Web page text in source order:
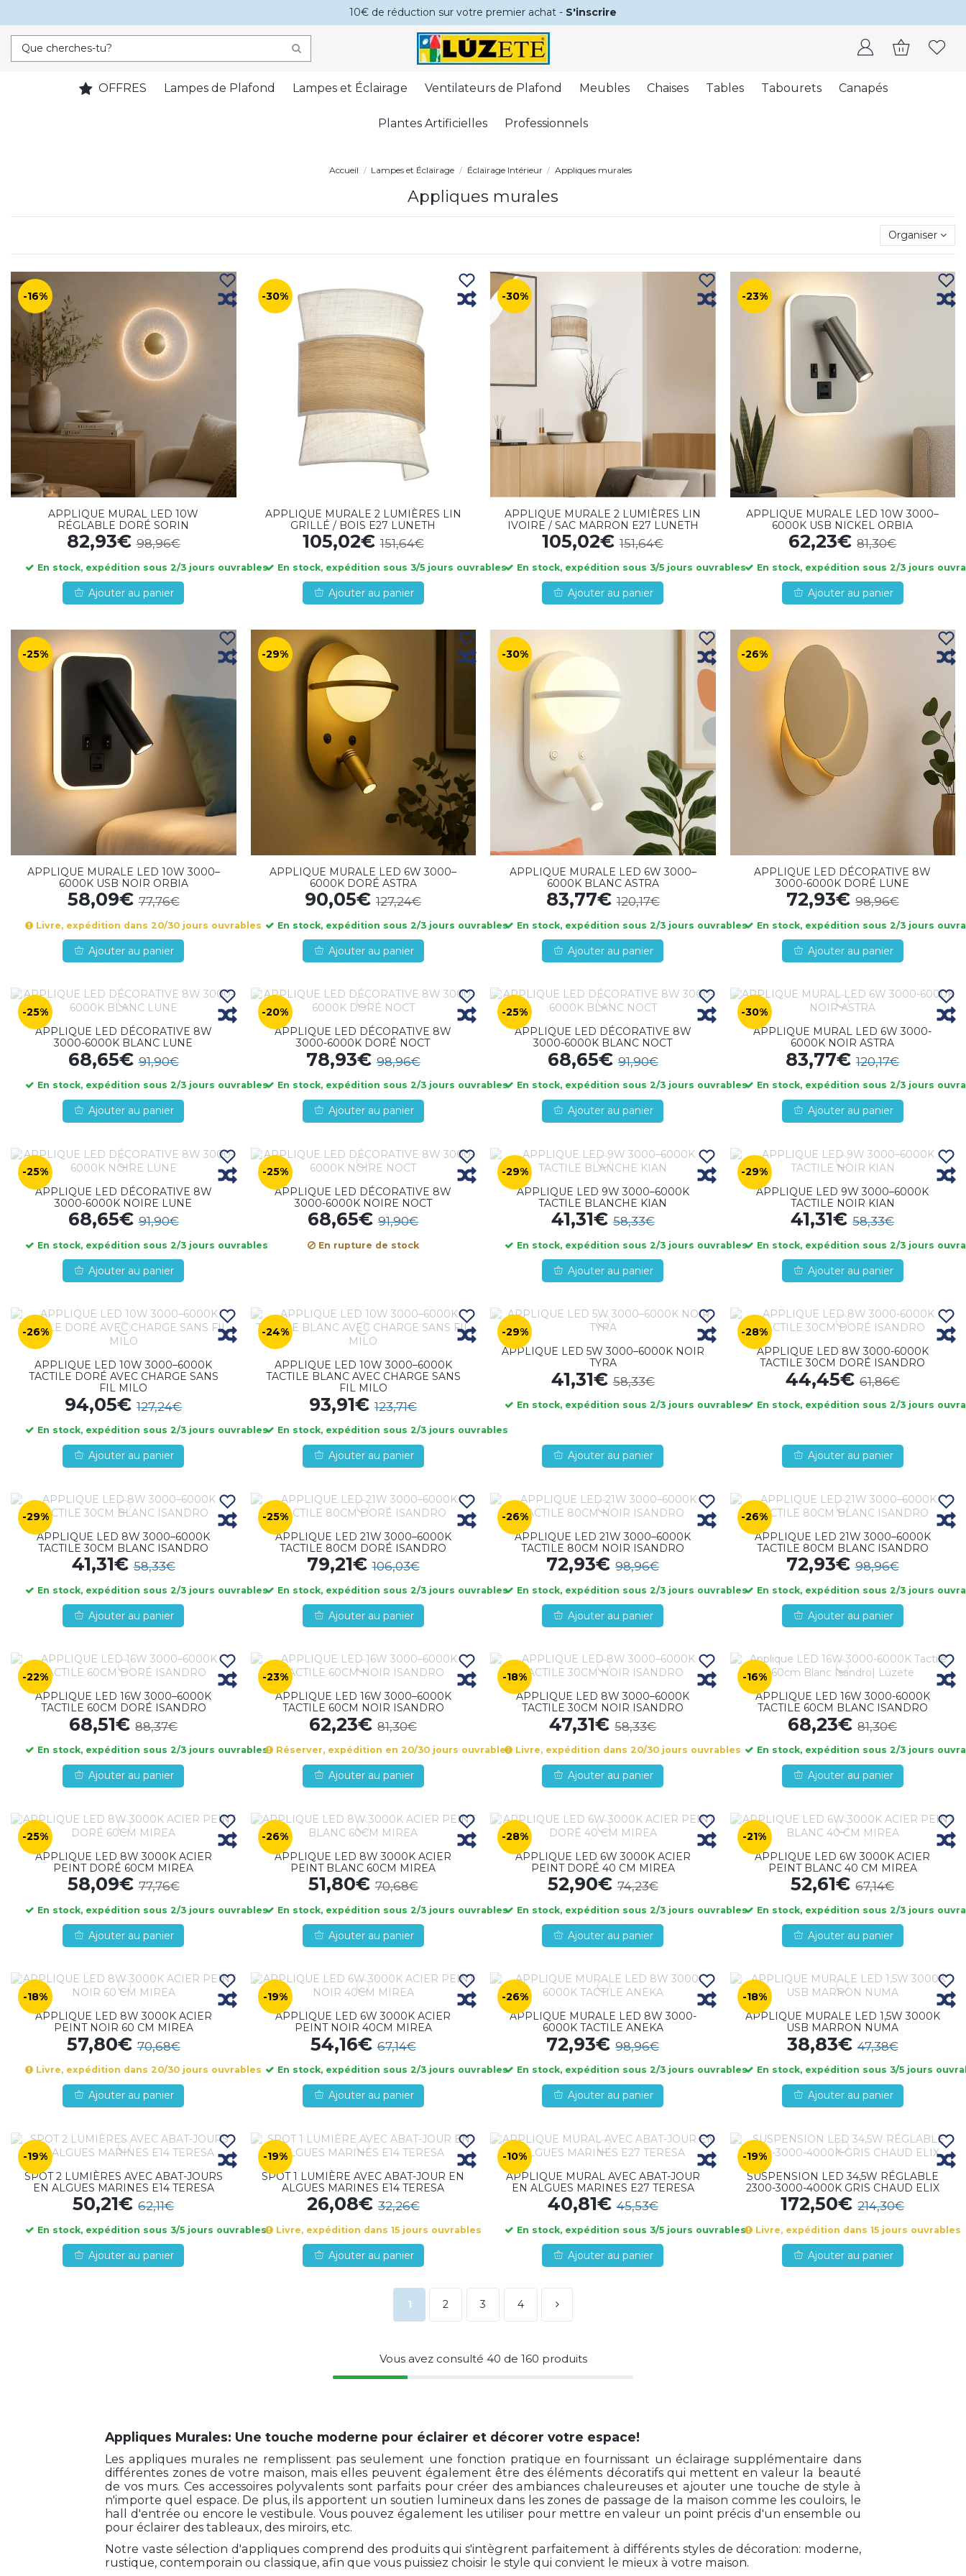
10€ de réduction sur votre premier achat - S'inscrire
OFFRES Lampes de Plafond Lampes et Éclairage Ventilateurs de Plafond Meubles Chaises Tables Tabourets Canapés
Plantes Artificielles Professionnels
Accueil Lampes et Éclairage Éclairage Intérieur Appliques murales
Appliques murales
Organiser
-16%
APPLIQUE MURAL LED 10W
RÉGLABLE DORÉ SORIN
82,93€98,96€
En stock, expédition sous 2/3 jours ouvrables
Ajouter au panier
-30%
APPLIQUE MURALE 2 LUMIÈRES LIN
GRILLÉ / BOIS E27 LUNETH
105,02€151,64€
En stock, expédition sous 3/5 jours ouvrables
Ajouter au panier
-30%
APPLIQUE MURALE 2 LUMIÈRES LIN
IVOIRE / SAC MARRON E27 LUNETH
105,02€151,64€
En stock, expédition sous 3/5 jours ouvrables
Ajouter au panier
-23%
APPLIQUE MURALE LED 10W 3000–
6000K USB NICKEL ORBIA
62,23€81,30€
En stock, expédition sous 2/3 jours
Ajouter au panier
-25%
APPLIQUE MURALE LED 10W 3000–
6000K USB NOIR ORBIA
58,09€77,76€
Livre, expédition dans 20/30 jours ouvrables
Ajouter au panier
-29%
APPLIQUE MURALE LED 6W 3000–
6000K DORÉ ASTRA
90,05€127,24€
En stock, expédition sous 2/3 jours ouvrables
Ajouter au panier
-30%
APPLIQUE MURALE LED 6W 3000–
6000K BLANC ASTRA
83,77€120,17€
En stock, expédition sous 2/3 jours ouvrables
Ajouter au panier
-26%
APPLIQUE LED DÉCORATIVE 8W
3000-6000K DORÉ LUNE
72,93€98,96€
En stock, expédition sous 2/3 jours
Ajouter au panier
-25%
APPLIQUE LED DÉCORATIVE 8W
3000-6000K BLANC LUNE
68,65€91,90€
En stock, expédition sous 2/3 jours ouvrables
Ajouter au panier
-20%
APPLIQUE LED DÉCORATIVE 8W
3000-6000K DORÉ NOCT
78,93€98,96€
En stock, expédition sous 2/3 jours ouvrables
Ajouter au panier
-25%
APPLIQUE LED DÉCORATIVE 8W
3000-6000K BLANC NOCT
68,65€91,90€
En stock, expédition sous 2/3 jours ouvrables
Ajouter au panier
-30%
APPLIQUE MURAL LED 6W 3000-
6000K NOIR ASTRA
83,77€120,17€
En stock, expédition sous 2/3 jours
Ajouter au panier
-25%
APPLIQUE LED DÉCORATIVE 8W
3000-6000K NOIRE LUNE
68,65€91,90€
En stock, expédition sous 2/3 jours ouvrables
Ajouter au panier
-25%
APPLIQUE LED DÉCORATIVE 8W
3000-6000K NOIRE NOCT
68,65€91,90€
En rupture de stock
-29%
APPLIQUE LED 9W 3000–6000K
TACTILE BLANCHE KIAN
41,31€58,33€
En stock, expédition sous 2/3 jours ouvrables
Ajouter au panier
-29%
APPLIQUE LED 9W 3000–6000K
TACTILE NOIR KIAN
41,31€58,33€
En stock, expédition sous 2/3 jours
Ajouter au panier
-26%
APPLIQUE LED 10W 3000–6000K
TACTILE DORÉ AVEC CHARGE SANS
FIL MILO
94,05€127,24€
En stock, expédition sous 2/3 jours ouvrables
Ajouter au panier
-24%
APPLIQUE LED 10W 3000–6000K
TACTILE BLANC AVEC CHARGE SANS
FIL MILO
93,91€123,71€
En stock, expédition sous 2/3 jours ouvrables
Ajouter au panier
-29%
APPLIQUE LED 5W 3000–6000K NOIR
TYRA
41,31€58,33€
En stock, expédition sous 2/3 jours ouvrables
Ajouter au panier
-28%
APPLIQUE LED 8W 3000-6000K
TACTILE 30CM DORÉ ISANDRO
44,45€61,86€
En stock, expédition sous 2/3 jours
Ajouter au panier
-29%
APPLIQUE LED 8W 3000–6000K
TACTILE 30CM BLANC ISANDRO
41,31€58,33€
En stock, expédition sous 2/3 jours ouvrables
Ajouter au panier
-25%
APPLIQUE LED 21W 3000–6000K
TACTILE 80CM DORÉ ISANDRO
79,21€106,03€
En stock, expédition sous 2/3 jours ouvrables
Ajouter au panier
-26%
APPLIQUE LED 21W 3000–6000K
TACTILE 80CM NOIR ISANDRO
72,93€98,96€
En stock, expédition sous 2/3 jours ouvrables
Ajouter au panier
-26%
APPLIQUE LED 21W 3000–6000K
TACTILE 80CM BLANC ISANDRO
72,93€98,96€
En stock, expédition sous 2/3 jours
Ajouter au panier
-22%
APPLIQUE LED 16W 3000–6000K
TACTILE 60CM DORÉ ISANDRO
68,51€88,37€
En stock, expédition sous 2/3 jours ouvrables
Ajouter au panier
-23%
APPLIQUE LED 16W 3000–6000K
TACTILE 60CM NOIR ISANDRO
62,23€81,30€
Réserver, expédition en 20/30 jours ouvrables
Ajouter au panier
-18%
APPLIQUE LED 8W 3000–6000K
TACTILE 30CM NOIR ISANDRO
47,31€58,33€
Livre, expédition dans 20/30 jours ouvrables
Ajouter au panier
-16%
APPLIQUE LED 16W 3000-6000K
TACTILE 60CM BLANC ISANDRO
68,23€81,30€
En stock, expédition sous 2/3 jours
Ajouter au panier
-25%
APPLIQUE LED 8W 3000K ACIER
PEINT DORÉ 60CM MIREA
58,09€77,76€
En stock, expédition sous 2/3 jours ouvrables
Ajouter au panier
-26%
APPLIQUE LED 8W 3000K ACIER
PEINT BLANC 60CM MIREA
51,80€70,68€
En stock, expédition sous 2/3 jours ouvrables
Ajouter au panier
-28%
APPLIQUE LED 6W 3000K ACIER
PEINT DORÉ 40 CM MIREA
52,90€74,23€
En stock, expédition sous 2/3 jours ouvrables
Ajouter au panier
-21%
APPLIQUE LED 6W 3000K ACIER
PEINT BLANC 40 CM MIREA
52,61€67,14€
En stock, expédition sous 2/3 jours
Ajouter au panier
-18%
APPLIQUE LED 8W 3000K ACIER
PEINT NOIR 60 CM MIREA
57,80€70,68€
Livre, expédition dans 20/30 jours ouvrables
Ajouter au panier
-19%
APPLIQUE LED 6W 3000K ACIER
PEINT NOIR 40CM MIREA
54,16€67,14€
En stock, expédition sous 2/3 jours ouvrables
Ajouter au panier
-26%
APPLIQUE MURALE LED 8W 3000-
6000K TACTILE ANEKA
72,93€98,96€
En stock, expédition sous 2/3 jours ouvrables
Ajouter au panier
-18%
APPLIQUE MURALE LED 1,5W 3000K
USB MARRON NUMA
38,83€47,38€
En stock, expédition sous 3/5 jours
Ajouter au panier
-19%
SPOT 2 LUMIÈRES AVEC ABAT-JOURS
EN ALGUES MARINES E14 TERESA
50,21€62,11€
En stock, expédition sous 3/5 jours ouvrables
Ajouter au panier
-19%
SPOT 1 LUMIÈRE AVEC ABAT-JOUR EN
ALGUES MARINES E14 TERESA
26,08€32,26€
Livre, expédition dans 15 jours ouvrables
Ajouter au panier
-10%
APPLIQUE MURAL AVEC ABAT-JOUR
EN ALGUES MARINES E27 TERESA
40,81€45,53€
En stock, expédition sous 3/5 jours ouvrables
Ajouter au panier
-19%
SUSPENSION LED 34,5W RÉGLABLE
2300-3000-4000K GRIS CHAUD ELIX
172,50€214,30€
Livre, expédition dans 15 jours ouvrables
Ajouter au panier
1 2 3 4
Vous avez consulté 40 de 160 produits
Appliques Murales: Une touche moderne pour éclairer et décorer votre espace!
Les appliques murales ne remplissent pas seulement une fonction pratique en fournissant un éclairage supplémentaire dans
différentes zones de votre maison, mais elles peuvent également être des éléments décoratifs qui mettent en valeur la beauté
de vos murs. Ces accessoires polyvalents sont parfaits pour créer des ambiances chaleureuses et ajouter une touche de style à
n'importe quel espace. De plus, ils apportent un soutien lumineux dans les zones de passage de la maison comme les couloirs, le
hall d'entrée ou encore le vestibule. Vous pouvez également les utiliser pour mettre en valeur un point précis d'un ensemble ou
pour éclairer des tableaux, des miroirs, etc.
Notre vaste sélection d'appliques comprend des produits qui s'intègrent parfaitement à différents styles de décoration: moderne,
rustique, contemporain ou classique, afin que vous puissiez choisir le style qui convient le mieux à votre maison.